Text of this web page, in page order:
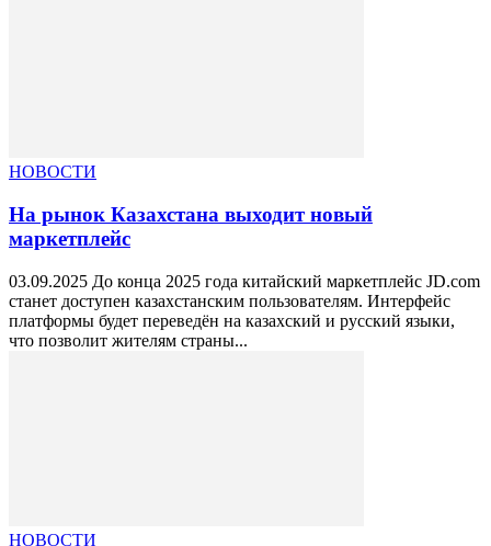
НОВОСТИ
На рынок Казахстана выходит новый
маркетплейс
03.09.2025 До конца 2025 года китайский маркетплейс JD.com
станет доступен казахстанским пользователям. Интерфейс
платформы будет переведён на казахский и русский языки,
что позволит жителям страны...
НОВОСТИ